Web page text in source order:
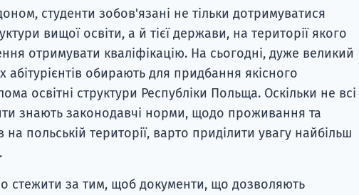
студенти зобов'язані не тільки дотримуватися
вищої освіти, а й тієї держави, на території якого
отримувати кваліфікацію. На сьогодні, дуже великий
абітурієнтів обирають для придбання якісного
освітні структури Республіки Польща. Оскільки не всі
знають законодавчі норми, щодо проживання та
на польській території, варто приділити увагу найбільш
стежити за тим, щоб документи, що дозволяють